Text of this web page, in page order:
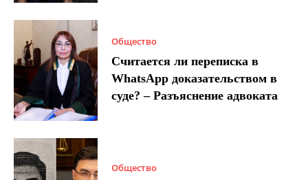
Общество
Считается ли переписка в
WhatsApp доказательством в
суде? – Разъяснение адвоката
Общество